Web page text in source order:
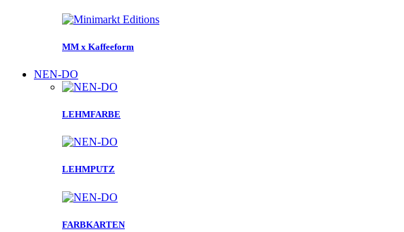
MM x Kaffeeform
NEN-DO
LEHMFARBE
LEHMPUTZ
FARBKARTEN